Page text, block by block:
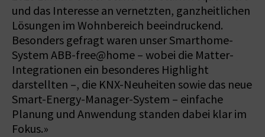
und das Interesse an vernetzten, ganzheitlichen
Lösungen im Wohnbereich beeindruckend.
Besonders gefragt waren unser Smarthome-
System ABB-free@home – wobei die Matter-
Integrationen ein besonderes Highlight
darstellten –, die KNX-Neuheiten sowie das neue
Smart-Energy-Manager-System – einfache
Planung und Anwendung standen dabei klar im
Fokus.»